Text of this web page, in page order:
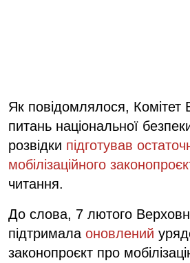
Як повідомлялося, Комітет
питань національної
розвідки підготував
мобілізаційного
читання.
До слова, 7 лютого
підтримала оновлений
законопроєкт про